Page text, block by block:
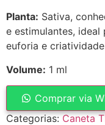
Planta: Sativa,
e estimulantes, ideal
euforia e
Volume: 1 ml
Comprar via
Categorias:Caneta